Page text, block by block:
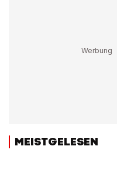
MEISTGELESEN